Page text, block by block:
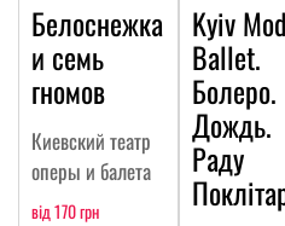
Белоснежка
и семь
гномов
Киевский театр
оперы и балета
від 170 грн
Kyiv
Ballet.
Болеро.
Дождь.
Раду